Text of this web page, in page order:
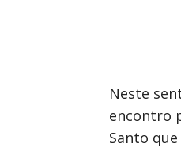
Neste
encontro
Santo